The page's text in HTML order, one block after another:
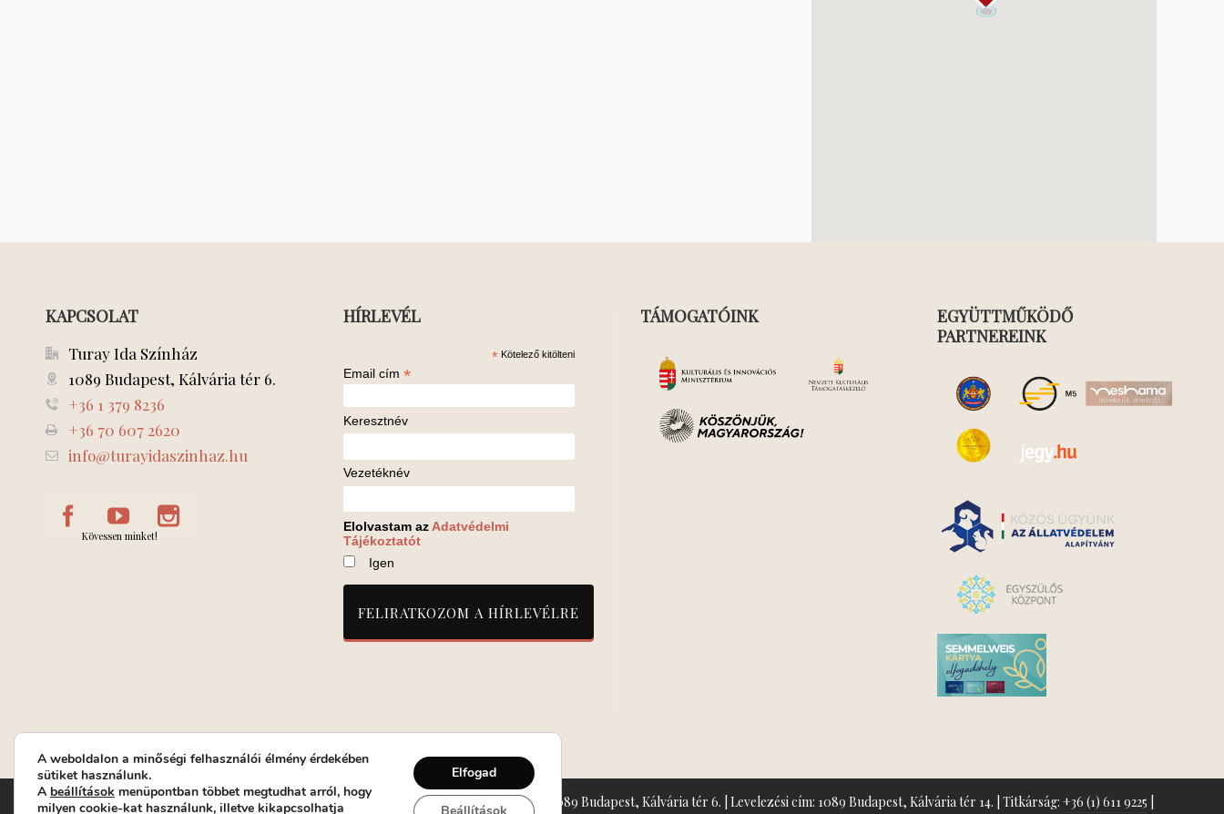
KAPCSOLAT
Turay Ida Színház
1089 Budapest, Kálvária tér 6.
+36 1 379 8236
+36 70 607 2620
info@turayidaszinhaz.hu
Kövessen minket!
HÍRLEVÉL
* Kötelező kitölteni
Email cím *
Keresztnév
Vezetéknév
Elolvastam azAdatvédelmi
Tájékoztatót
Igen
TÁMOGATÓINK
EGYÜTTMŰKÖDŐ
PARTNEREINK
Turay Ida Színház Közhasznú Nonprofit Kft. | Működési helyszín: Turay Ida Színház 1089 Budapest, Kálvária tér 6. | Levelezési cím: 1089 Budapest, Kálvária tér 14. | Titkárság: +36 (1) 611 9225
A weboldalon a minőségi felhasználói élmény érdekében
sütiket használunk.
A beállítások menüpontban többet megtudhat arról, hogy
milyen cookie-kat használunk, illetve kikapcsolhatja
Elfogad